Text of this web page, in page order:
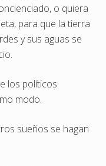
o quiera
para que la tierra
y sus aguas se
los políticos
modo.
sueños se hagan